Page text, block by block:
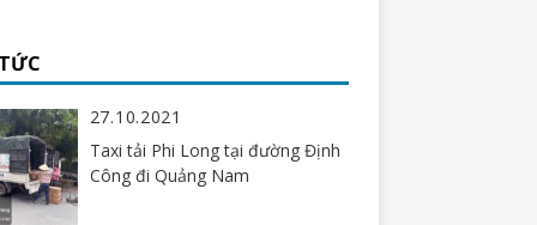
27.10.2021
Taxi tải Phi Long tại đường Định
Công đi Quảng Nam